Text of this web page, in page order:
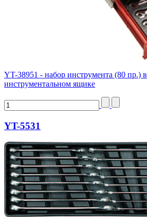
YT-38951 - набор инструмента (80 пр.) в
инструментальном ящике
YT-5531